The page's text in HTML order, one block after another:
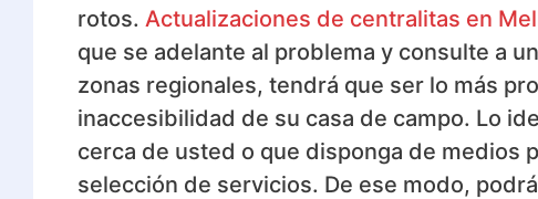
rotos. Actualizaciones de centralitas en
que se adelante al problema y consulte a
zonas regionales, tendrá que ser lo más
inaccesibilidad de su casa de campo. Lo
cerca de usted o que disponga de medios
selección de servicios. De ese modo,